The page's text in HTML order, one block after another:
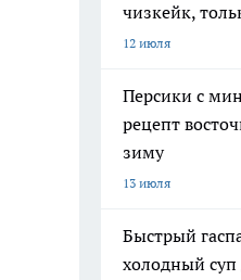
чизкейк,
12 июля
Персики с
рецепт
зиму
13 июля
Быстрый
холодный суп